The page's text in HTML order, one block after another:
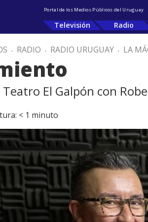
Portal de los Medios Públicos del Uruguay
Televisión Radio
. RADIO . RADIO URUGUAY . LA
El Galpón con
< 1 minuto